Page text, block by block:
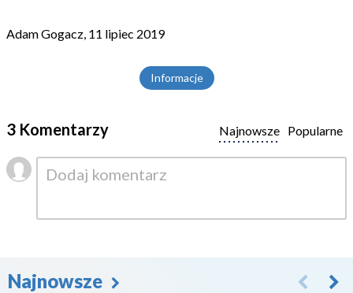
Adam Gogacz, 11 lipiec 2019
Informacje
3 Komentarzy Popularne
Najnowsze
Najnowsze